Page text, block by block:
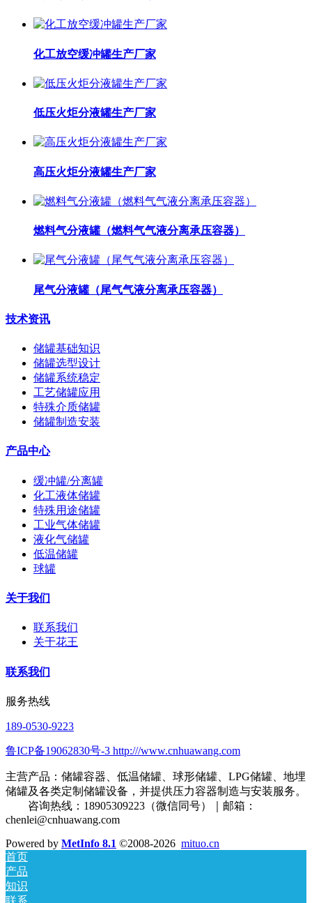
化工放空缓冲罐生产厂家
低压火炬分液罐生产厂家
高压火炬分液罐生产厂家
燃料气分液罐（燃料气气液分离承压容器）
尾气分液罐（尾气气液分离承压容器）
技术资讯
储罐基础知识
储罐选型设计
储罐系统稳定
工艺储罐应用
特殊介质储罐
储罐制造安装
产品中心
缓冲罐/分离罐
化工液体储罐
特殊用途储罐
工业气体储罐
液化气储罐
低温储罐
球罐
关于我们
联系我们
关于花王
联系我们
服务热线
189-0530-9223
鲁ICP备19062830号-3 http:///www.cnhuawang.com
主营产品：储罐容器、低温储罐、球形储罐、LPG储罐、地埋
储罐及各类定制储罐设备，并提供压力容器制造与安装服务。
咨询热线：18905309223（微信同号）｜邮箱：
chenlei@cnhuawang.com
Powered by MetInfo 8.1 ©2008-2026 mituo.cn
首页
产品
知识
联系